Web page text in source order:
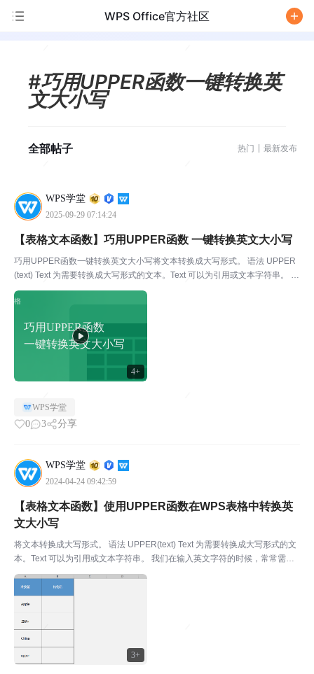
WPS Office官方社区
#巧用UPPER函数一键转换英
文大小写
全部帖子 热门 最新发布
WPS学堂
2025-09-29 07:14:24
巧用UPPER函数
一键转换英文大小写
4+
【表格文本函数】巧用UPPER函数 一键转换英文大小写
巧用UPPER函数一键转换英文大小写将文本转换成大写形式。 语法 UPPER
(text) Text 为需要转换成大写形式的文本。Text 可以为引用或文本字符串。 我
们在输入英文字符的时候，常常需要转换大小写。WPS表格中的UPPER函
数，可以将单元格内的...
WPS学堂
0 3 分享
WPS学堂
2024-04-24 09:42:59
3+
【表格文本函数】使用UPPER函数在WPS表格中转换英
文大小写
将文本转换成大写形式。 语法 UPPER(text) Text 为需要转换成大写形式的文
本。Text 可以为引用或文本字符串。 我们在输入英文字符的时候，常常需要
转换大小写。WPS表格中的UPPER函数，可以将单元格内的小写英文格式一
键转换成大写格式，再也...